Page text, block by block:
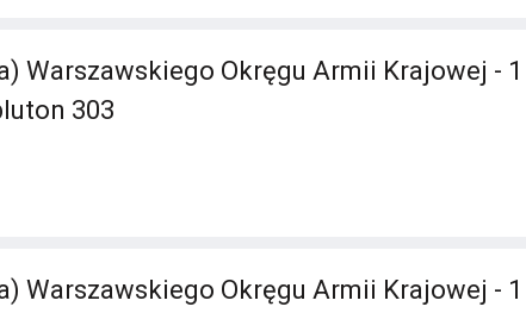
Warszawskiego Okręgu Armii Krajowej - 1
303
Warszawskiego Okręgu Armii Krajowej - 1